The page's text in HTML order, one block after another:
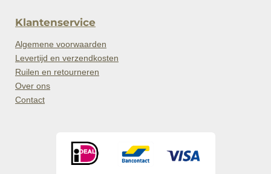
Klantenservice
Algemene voorwaarden
Levertijd en verzendkosten
Ruilen en retourneren
Over ons
Contact